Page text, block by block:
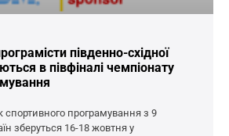
південно-східної
в півфіналі чемпіонату
спортивного програмування з 9
зберуться 16-18 жовтня у